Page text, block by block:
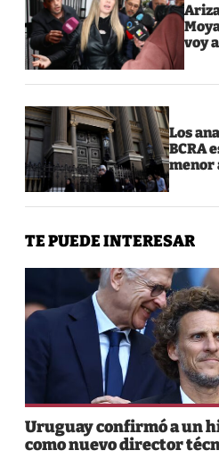
voy
Los
BCRA
menor
TE PUEDE INTERESAR
Uruguay confirmó a un
como nuevo director